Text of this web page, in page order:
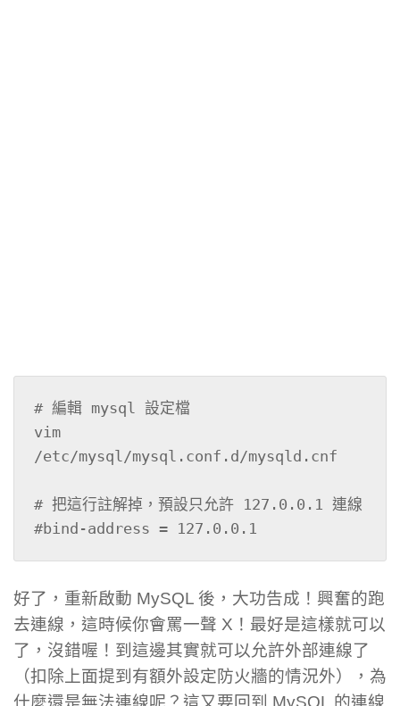
# 編輯 mysql 設定檔
vim
/etc/mysql/mysql.conf.d/mysqld.cnf
# 把這行註解掉，預設只允許 127.0.0.1 連線
#bind-address = 127.0.0.1
好了，重新啟動 MySQL 後，大功告成！興奮的跑
去連線，這時候你會罵一聲 X！最好是這樣就可以
了，沒錯喔！到這邊其實就可以允許外部連線了
（扣除上面提到有額外設定防火牆的情況外），為
什麼還是無法連線呢？這又要回到 MySQL 的連線